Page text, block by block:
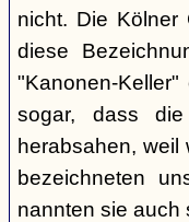
nicht. Die Kölner
diese
"Kanonen-
sogar, dass
herabsahen, weil
bezeichneten
nannten sie auch